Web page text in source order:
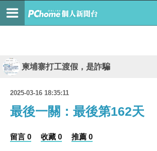
柬埔寨打工渡假，是詐騙
2025-03-16 18:35:11
最後一關：最後第162天
留言 0 收藏 0 推薦 0